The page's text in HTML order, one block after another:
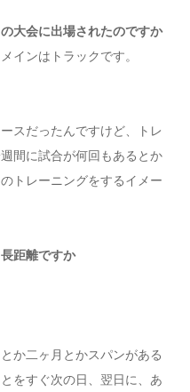
大会に出場されたのですか
インはトラックです。
スだったんですけど、トレ
間に試合が何回もあるとか
トレーニングをするイメー
距離ですか
か二ヶ月とかスパンがある
をすぐ次の日、翌日に、あ